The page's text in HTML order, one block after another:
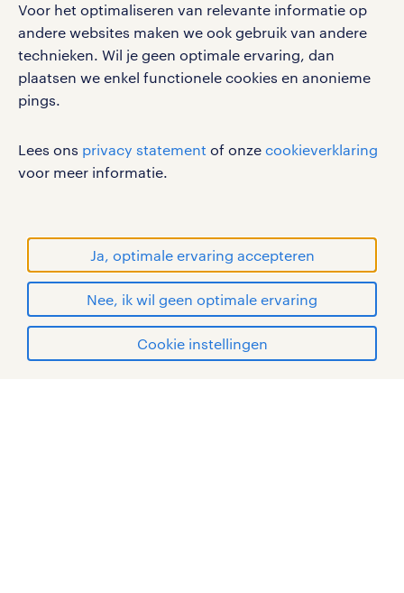
Voor het optimaliseren van relevante informatie op
andere websites maken we ook gebruik van andere
technieken. Wil je geen optimale ervaring, dan
plaatsen we enkel functionele cookies en anonieme
pings.
Lees ons privacy statement of onze cookieverklaring
voor meer informatie.
Ja, optimale ervaring accepteren
Nee, ik wil geen optimale ervaring
Cookie instellingen
werken bij randstad
gebruikersvoorwaarden
privacystatement
cookies
handelsmerken van Randstad N.V.
© Randstad 2026